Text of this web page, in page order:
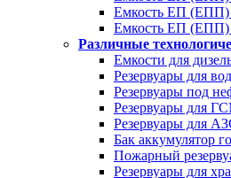
Емкость ЕП (ЕПП)
Емкость ЕП (ЕПП)
Различные
Емкости для
Резервуары для
Резервуары под
Резервуары для
Резервуары для
Бак аккумулятор
Пожарный
Резервуары для